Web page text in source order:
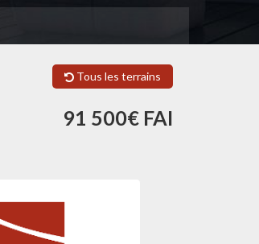
Tous les terrains
91 500€ FAI